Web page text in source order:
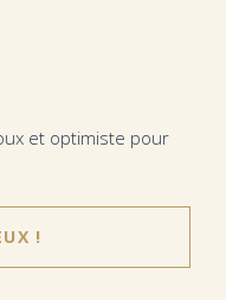
et optimiste pour
!